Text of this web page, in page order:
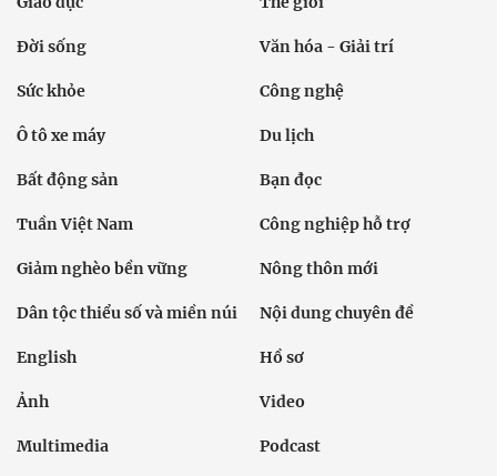
Đời sống Văn hóa - Giải trí
Sức khỏe Công nghệ
Ô tô xe máy Du lịch
Bất động sản Bạn đọc
Tuần Việt Nam Công nghiệp hỗ trợ
Giảm nghèo bền vững Nông thôn mới
Dân tộc thiểu số và miền núi Nội dung chuyên đề
English Hồ sơ
Ảnh Video
Multimedia Podcast